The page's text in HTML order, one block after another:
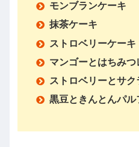
モンブランケーキ
抹茶ケーキ
ストロベリーケーキ
マンゴーとはちみ
ストロベリーとサ
黒豆ときんとんパル